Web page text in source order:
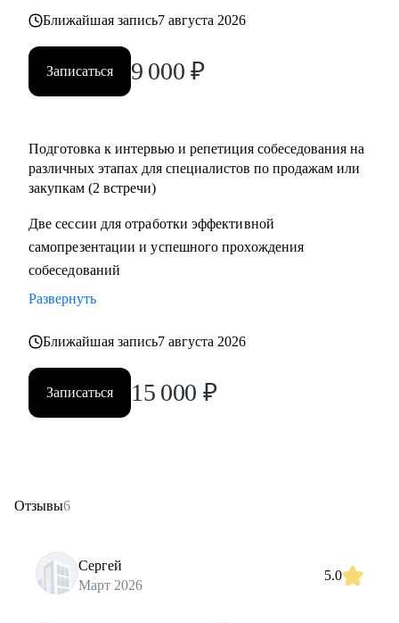
• Помощь в подготовке к прохождению тестирования SHL
Кому могу помочь:
• B2B продажи и закупки (услуги, товары)
• маркетплейсы.
Ближайшая запись7 августа 2026
Записаться 9 000 ₽
Подготовка к интервью и репетиция собеседования на
различных этапах для специалистов по продажам или
закупкам (2 встречи)
Две сессии для отработки эффективной
самопрезентации и успешного прохождения
собеседований
Развернуть
Ближайшая запись7 августа 2026
Записаться 15 000 ₽
Отзывы6
Сергей
Март 2026
5.0